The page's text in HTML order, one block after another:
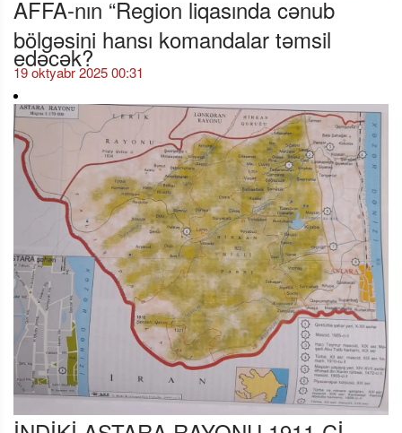
AFFA-nın “Region liqasında cənub
bölgəsini hansı komandalar təmsil
edəcək?
19 oktyabr 2025 00:31